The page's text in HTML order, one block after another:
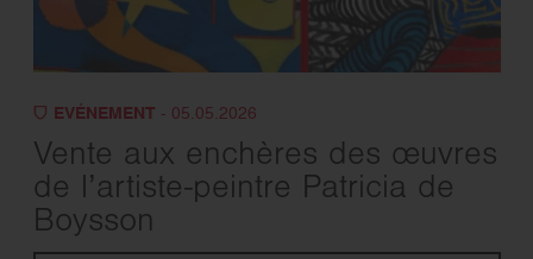
EVÉNEMENT - 05.05.2026
Vente aux enchères des œuvres
de l’artiste-peintre Patricia de
Boysson